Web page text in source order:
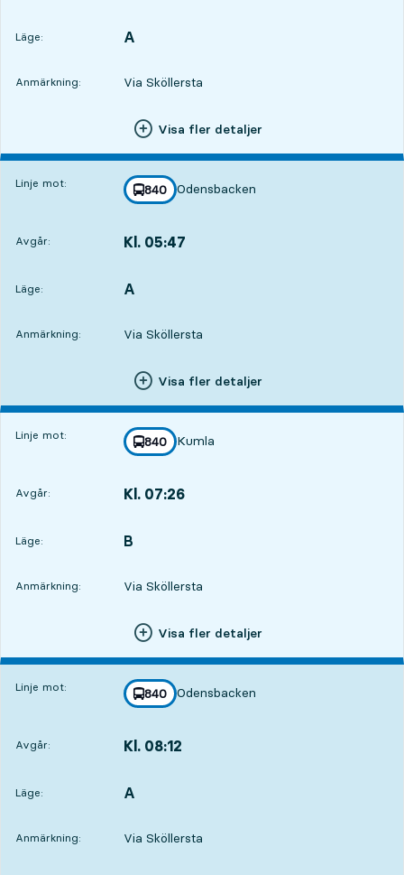
Läge:
LÄGE, A
,
Anmärkning: Via Sköllersta
Visa fler detaljer
Linje mot: linje
840
mot
Odensbacken
,
Avgår: Kl. 05:47
Läge:
LÄGE, A
,
Anmärkning: Via Sköllersta
Visa fler detaljer
Linje mot: linje
840
mot
Kumla
,
Avgår: Kl. 07:26
Läge:
LÄGE, B
,
Anmärkning: Via Sköllersta
Visa fler detaljer
Linje mot: linje
840
mot
Odensbacken
,
Avgår: Kl. 08:12
Läge:
LÄGE, A
,
Anmärkning: Via Sköllersta